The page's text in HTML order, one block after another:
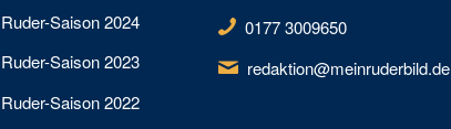
Ruder-Saison 2024
Ruder-Saison 2023
Ruder-Saison 2022
0177 3009650
redaktion@meinruderbild.de